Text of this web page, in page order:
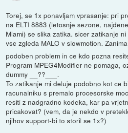
Torej, se 1x ponavljam vprasanje: pri
na ELTI 8883 (letosnje sezone,
Miami) se slika zatika. sicer zatikanje
vse zgleda MALO v slowmotion.
podoben problem in ce kdo pozna
Program MPEG4Modifier ne pomaga,
dummy __??___.
To zatikanje mi deluje podobno kot ce
racunalniku s premalo procesorske
resiti z nadgradno kodeka, kar pa
pricakovat? (vem, da je nekdo v
njihov support-bi to storil se 1x?)